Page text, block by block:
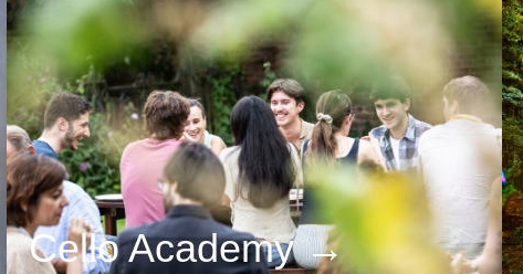
Cello Academy →